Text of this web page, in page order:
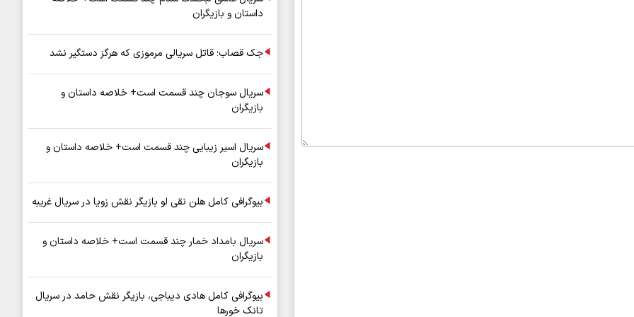
داستان و بازیگران
جک قصاب؛ قاتل سریالی مرموزی که هرگز دستگیر نشد
سریال سوجان چند قسمت است+ خلاصه داستان و
بازیگران
سریال اسیر زیبایی چند قسمت است+ خلاصه داستان و
بازیگران
بیوگرافی کامل هلن نقی لو بازیگر نقش زویا در سریال غریبه
سریال بامداد خمار چند قسمت است+ خلاصه داستان و
بازیگران
بیوگرافی کامل هادی دیباجی، بازیگر نقش حامد در سریال
تانک خورها